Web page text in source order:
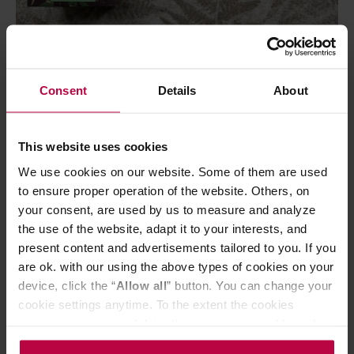
Consent Details About
This website uses cookies
We use cookies on our website. Some of them are used
to ensure proper operation of the website. Others, on
your consent, are used by us to measure and analyze
the use of the website, adapt it to your interests, and
present content and advertisements tailored to you. If you
are ok. with our using the above types of cookies on your
device, click the “Allow all” button. You can change your
cookie settings anytime. To the extent the cookies
the controller’s (namely, ALL GOOD S.A., ul.
Ze wszystkich rodzajów herbaty to
jest najbardziej
sezonowa, zależna od świeżości. Tak jak pomidory w
sierpniu, tak wiosenna zielona herbata nie ma sobie
pochodzi z wiosny, herbata z lata i jesieni jest znacznie
tańsza. Nawiasem mówiąc, po tym można poznać się na
sprzedawcy – koniecznie sprawdźcie, czy wasza herbata jest
zbierana wiosną bieżącego roku!
Początkiem zbiorów herbaty jest tradycyjnie w Chinach
umowny moment, od którego krzewy są wystarczająco